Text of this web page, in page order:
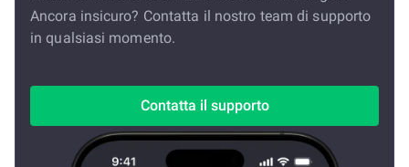
Ancora insicuro? Contatta il nostro team di supporto
in qualsiasi momento.
Contatta il supporto